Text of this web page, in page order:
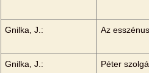
Gnilka, J.: Az
Gnilka, J.: Péter